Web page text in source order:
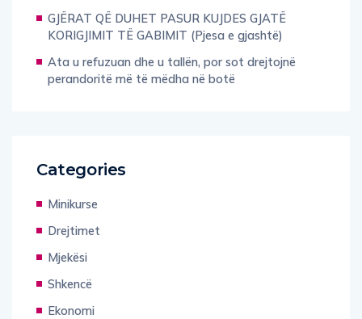
GJËRAT QË DUHET PASUR KUJDES GJATË
KORIGJIMIT TË GABIMIT (Pjesa e gjashtë)
Ata u refuzuan dhe u tallën, por sot drejtojnë
perandoritë më të mëdha në botë
Categories
Minikurse
Drejtimet
Mjekësi
Shkencë
Ekonomi